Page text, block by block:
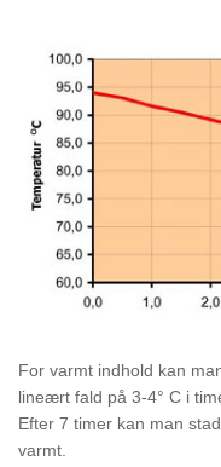
For varmt indhold kan
lineært fald på 3-4° C i
Efter 7 timer kan man
varmt.